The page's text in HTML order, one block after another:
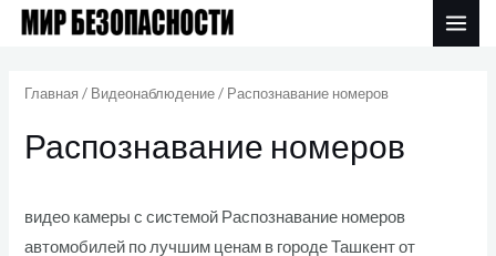
Перейти
Главная / Видеонаблюдение/ Распознавание номеров
Распознавание номеров
видео камеры с системой Распознавание номеров
автомобилей по лучшим ценам в городе Ташкент от